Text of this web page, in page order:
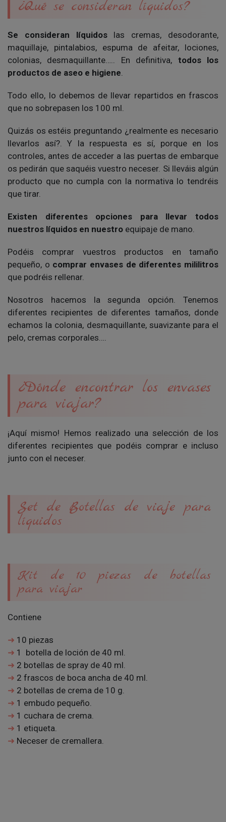
¿Qué se consideran líquidos?
Se consideran líquidoslas cremas, desodorante,
maquillaje, pintalabios, espuma de afeitar, lociones,
colonias, desmaquillante….. En definitiva, todos los
productos de aseo e higiene.
Todo ello, lo debemos de llevar repartidos en frascos
que no sobrepasen los 100 ml.
Quizás os estéis preguntando ¿realmente es necesario
llevarlos así?. Y la respuesta es sí, porque en los
controles, antes de acceder a las puertas de embarque
os pedirán que saquéis vuestro neceser. Si lleváis algún
producto que no cumpla con la normativa lo tendréis
que tirar.
Existen diferentes opciones para llevar todos
nuestros líquidos en nuestro equipaje de mano.
Podéis comprar vuestros productos en tamaño
pequeño, o comprar envases de diferentes mililitros
que podréis rellenar.
Nosotros hacemos la segunda opción. Tenemos
diferentes recipientes de diferentes tamaños, donde
echamos la colonia, desmaquillante, suavizante para el
pelo, cremas corporales….
¿Dónde encontrar los envases
para viajar?
¡Aquí mismo! Hemos realizado una selección de los
diferentes recipientes que podéis comprar e incluso
junto con el neceser.
Set de Botellas de viaje para
líquidos
Kit de 10 piezas de botellas
para viajar
Contiene
10 piezas
1 botella de loción de 40 ml.
2 botellas de spray de 40 ml.
2 frascos de boca ancha de 40 ml.
2 botellas de crema de 10 g.
1 embudo pequeño.
1 cuchara de crema.
1 etiqueta.
Neceser de cremallera.